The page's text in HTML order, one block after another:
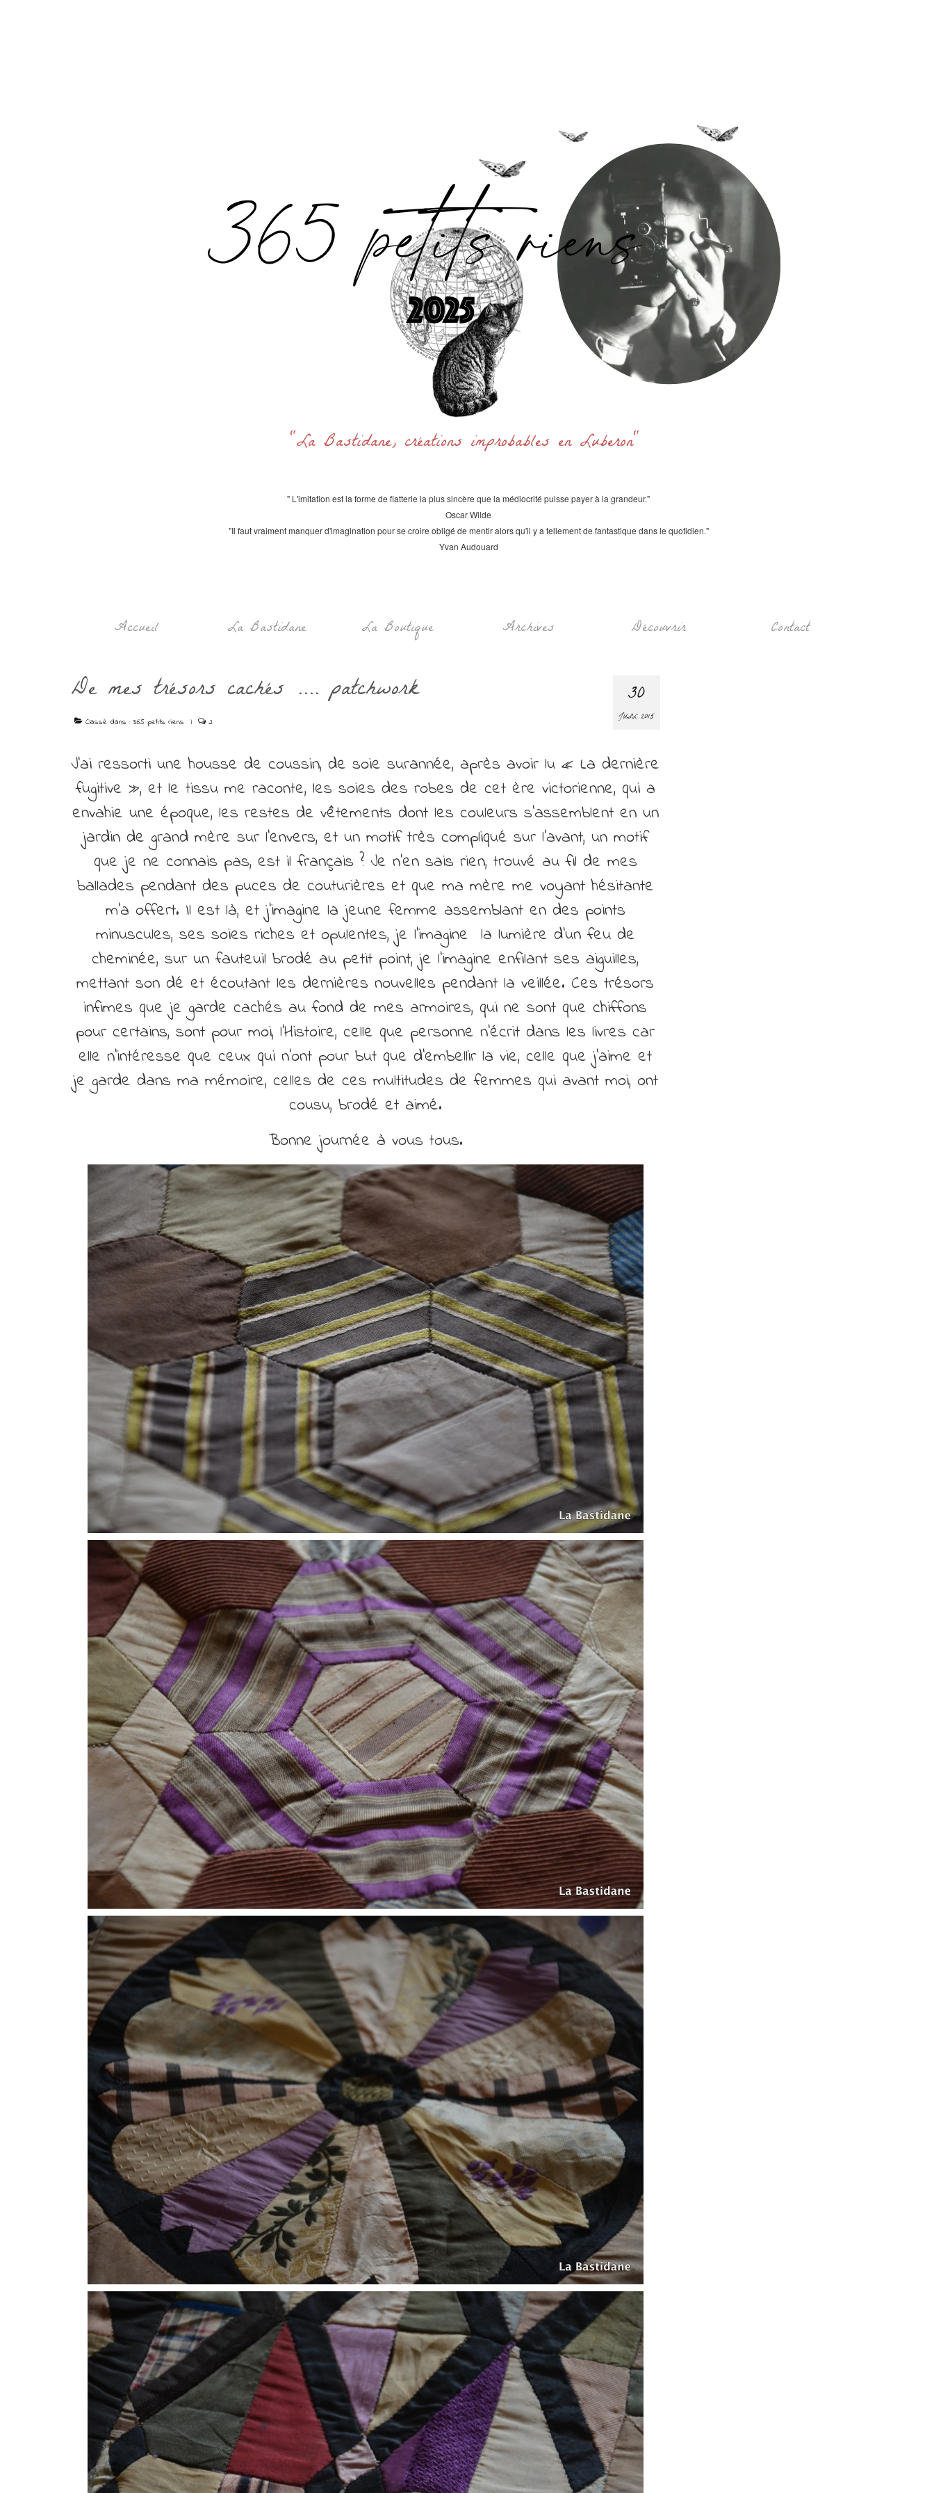
"La Bastidane, créations improbables en Luberon"
" L'imitation est la forme de flatterie la plus sincère que la médiocrité puisse payer à la grandeur."
Oscar Wilde
"Il faut vraiment manquer d'imagination pour se croire obligé de mentir alors qu'il y a tellement de fantastique dans le quotidien."
Yvan Audouard
Accueil La Bastidane La Boutique Archives Découvrir Contact
30
JUIL 2015
De mes trésors cachés …. patchwork
Classé dans : 365 petits riens | 2
J’ai ressorti une housse de coussin, de soie surannée, après avoir lu « La dernière
fugitive », et le tissu me raconte, les soies des robes de cet ère victorienne, qui a
envahie une époque, les restes de vêtements dont les couleurs s’assemblent en un
jardin de grand mère sur l’envers, et un motif très compliqué sur l’avant, un motif
que je ne connais pas, est il français ? Je n’en sais rien, trouvé au fil de mes
ballades pendant des puces de couturières et que ma mère me voyant hésitante
m’a offert. Il est là, et j’imagine la jeune femme assemblant en des points
minuscules, ses soies riches et opulentes, je l’imagine la lumière d’un feu de
cheminée, sur un fauteuil brodé au petit point, je l’imagine enfilant ses aiguilles,
mettant son dé et écoutant les dernières nouvelles pendant la veillée. Ces trésors
infimes que je garde cachés au fond de mes armoires, qui ne sont que chiffons
pour certains, sont pour moi, l’Histoire, celle que personne n’écrit dans les livres car
elle n’intéresse que ceux qui n’ont pour but que d’embellir la vie, celle que j’aime et
je garde dans ma mémoire, celles de ces multitudes de femmes qui avant moi, ont
cousu, brodé et aimé.
Bonne journée à vous tous.